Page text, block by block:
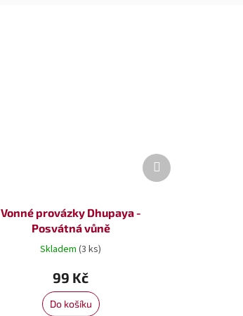
Vonné provázky Dhupaya -
Posvátná vůně
Skladem(3 ks)
99 Kč
Do košíku
Další
produkt